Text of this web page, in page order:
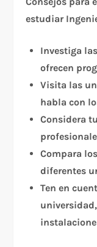
estudiar
Investiga
ofrecen
Visita las
habla con
Considera
Compara
diferentes
Ten en